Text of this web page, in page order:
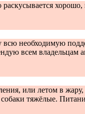
необходимую
всем владельцам
или летом в жару,
тяжёлые.